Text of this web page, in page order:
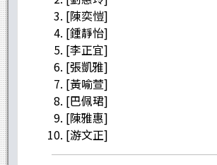
[陳奕愷]
[鍾靜怡]
[李正宜]
[張凱雅]
[黃喻萱]
[巴佩珺]
[陳雅惠]
[游文正]